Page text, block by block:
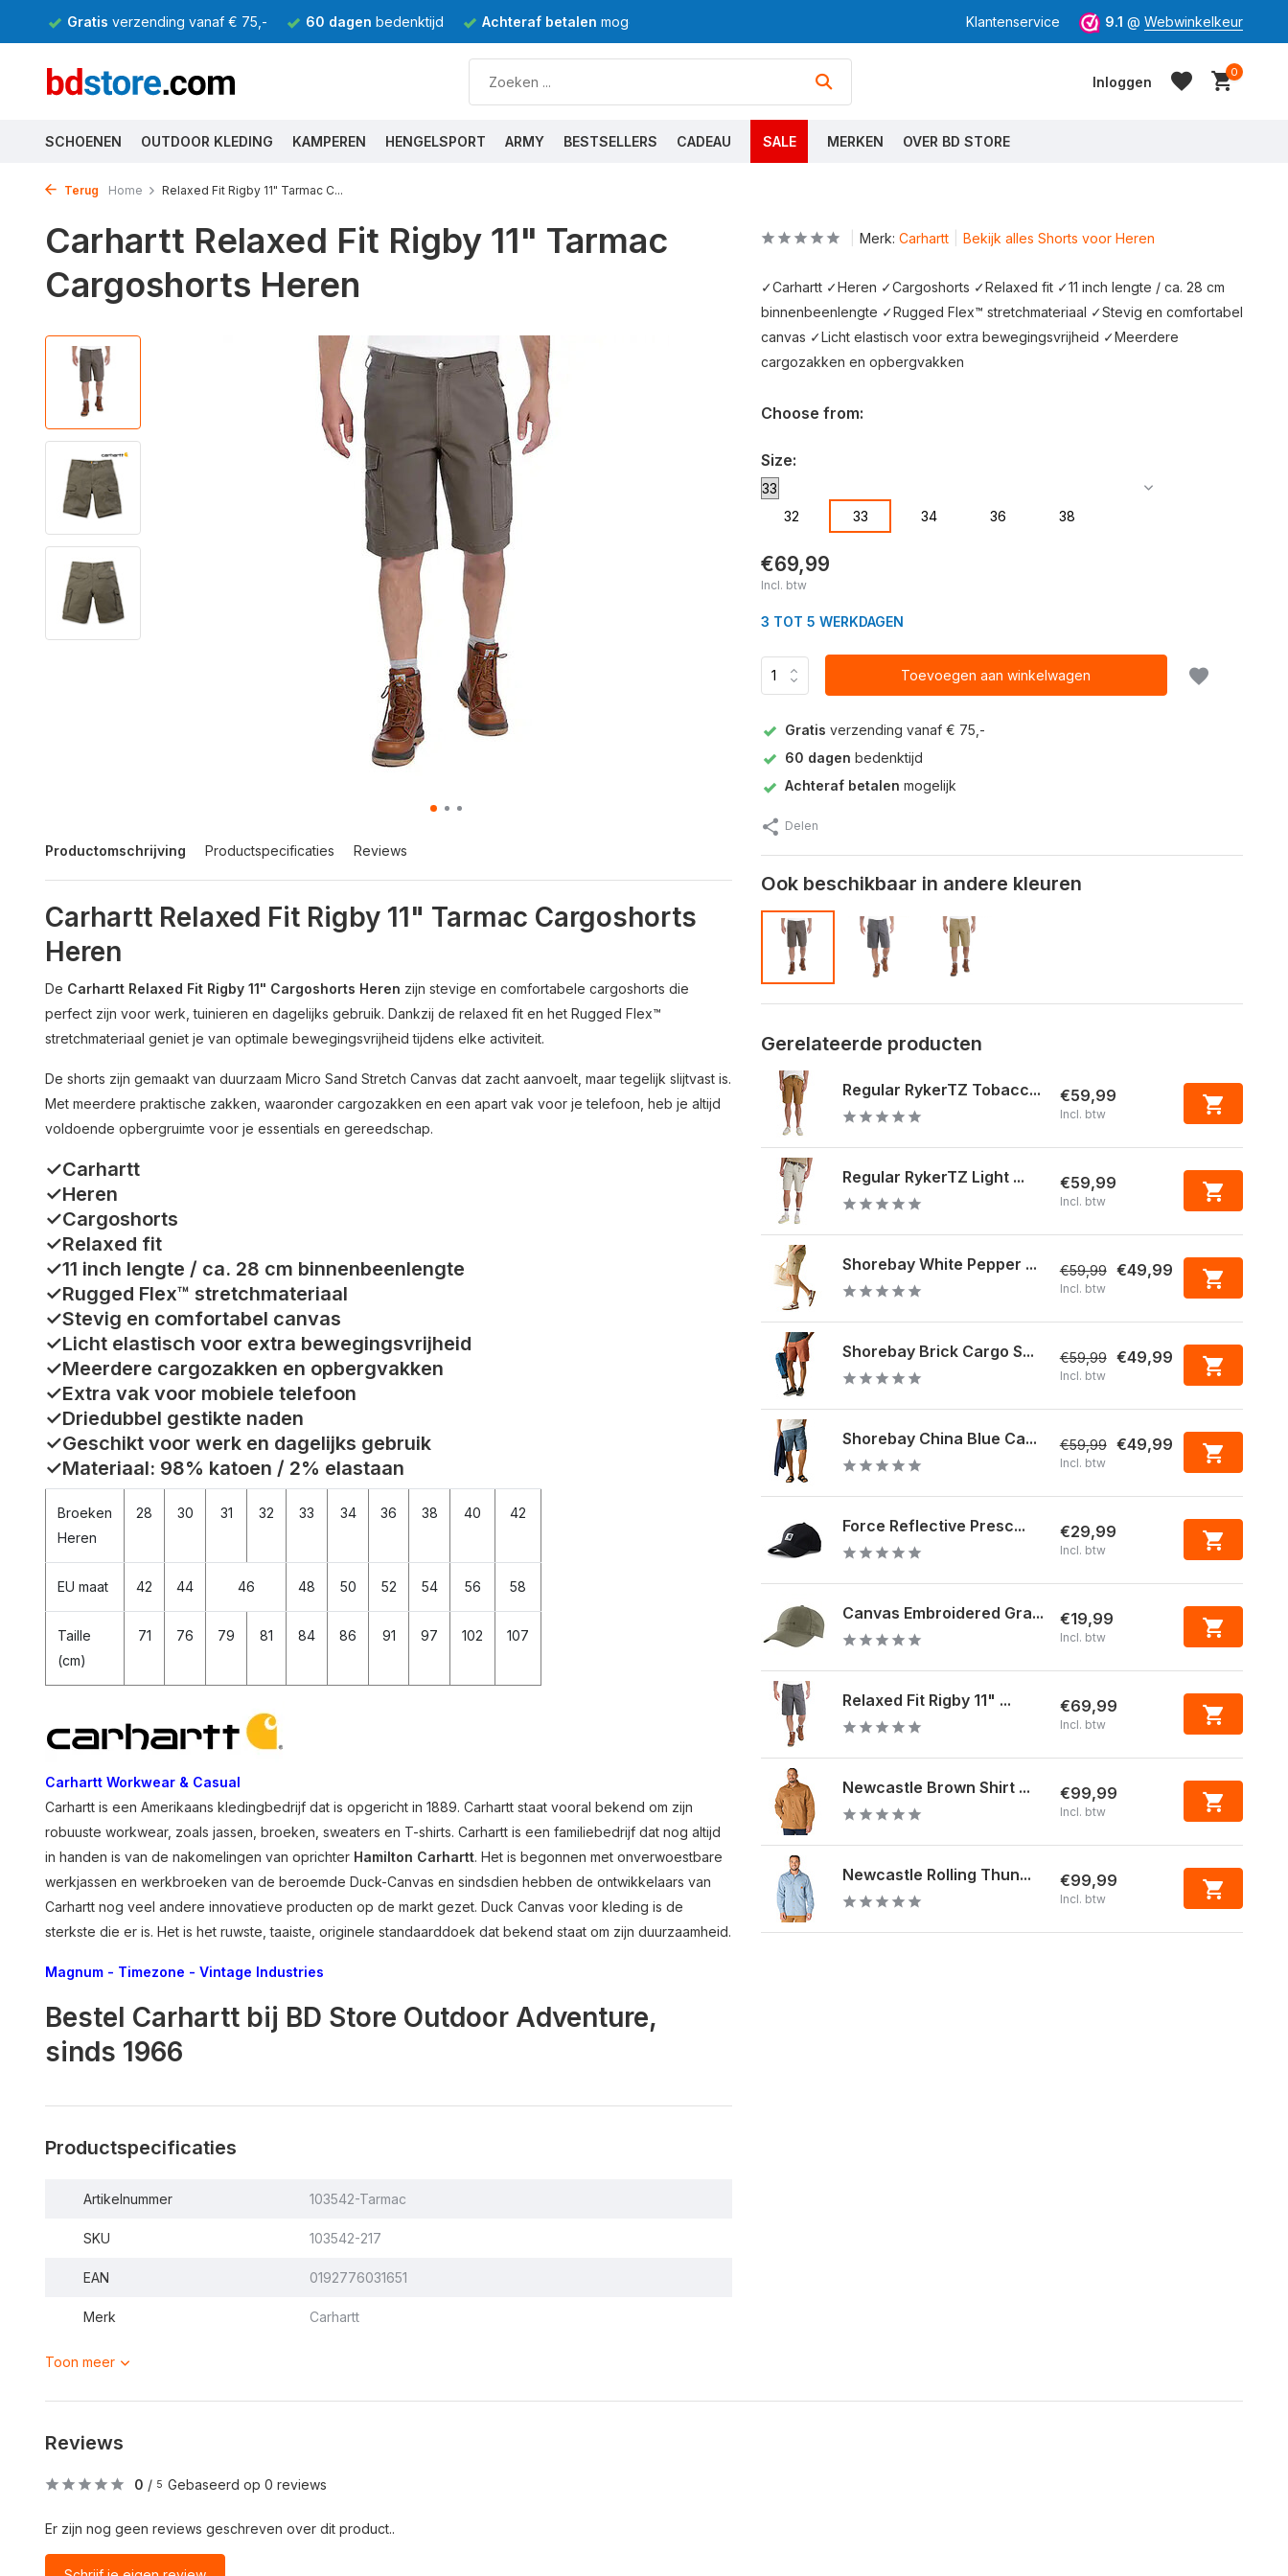
Gratis verzending vanaf € 75,- 60 dagen bedenktijd Achteraf betalen mogelijk Klantenservice 9.1 @ Webwinkelkeur
Inloggen
0
SCHOENEN OUTDOOR KLEDING KAMPEREN HENGELSPORT ARMY BESTSELLERS CADEAU SALE MERKEN OVER BD STORE
Terug Home Relaxed Fit Rigby 11" Tarmac C...
Carhartt Relaxed Fit Rigby 11" Tarmac
Cargoshorts Heren
Productomschrijving Productspecificaties Reviews
Carhartt Relaxed Fit Rigby 11" Tarmac Cargoshorts
Heren
De Carhartt Relaxed Fit Rigby 11" Cargoshorts Heren zijn stevige en comfortabele cargoshorts die
perfect zijn voor werk, tuinieren en dagelijks gebruik. Dankzij de relaxed fit en het Rugged Flex™
stretchmateriaal geniet je van optimale bewegingsvrijheid tijdens elke activiteit.
De shorts zijn gemaakt van duurzaam Micro Sand Stretch Canvas dat zacht aanvoelt, maar tegelijk slijtvast is.
Met meerdere praktische zakken, waaronder cargozakken en een apart vak voor je telefoon, heb je altijd
voldoende opbergruimte voor je essentials en gereedschap.
✓Carhartt
✓Heren
✓Cargoshorts
✓Relaxed fit
✓11 inch lengte / ca. 28 cm binnenbeenlengte
✓Rugged Flex™ stretchmateriaal
✓Stevig en comfortabel canvas
✓Licht elastisch voor extra bewegingsvrijheid
✓Meerdere cargozakken en opbergvakken
✓Extra vak voor mobiele telefoon
✓Driedubbel gestikte naden
✓Geschikt voor werk en dagelijks gebruik
✓Materiaal: 98% katoen / 2% elastaan
Broeken
Heren
28 30 31 32 33 34 36 38 40 42
EU maat 42 44 46 48 50 52 54 56 58
Taille
(cm)
71 76 79 81 84 86 91 97 102 107
Carhartt Workwear & Casual
Carhartt is een Amerikaans kledingbedrijf dat is opgericht in 1889. Carhartt staat vooral bekend om zijn
robuuste workwear, zoals jassen, broeken, sweaters en T-shirts. Carhartt is een familiebedrijf dat nog altijd
in handen is van de nakomelingen van oprichter Hamilton Carhartt. Het is begonnen met onverwoestbare
werkjassen en werkbroeken van de beroemde Duck-Canvas en sindsdien hebben de ontwikkelaars van
Carhartt nog veel andere innovatieve producten op de markt gezet. Duck Canvas voor kleding is de
sterkste die er is. Het is het ruwste, taaiste, originele standaarddoek dat bekend staat om zijn duurzaamheid.
Magnum - Timezone - Vintage Industries
Bestel Carhartt bij BD Store Outdoor Adventure,
sinds 1966
Productspecificaties
Artikelnummer 103542-Tarmac
SKU 103542-217
EAN 0192776031651
Merk Carhartt
Toon meer
Merk: Carhartt Bekijk alles Shorts voor Heren
✓Carhartt ✓Heren ✓Cargoshorts ✓Relaxed fit ✓11 inch lengte / ca. 28 cm
binnenbeenlengte ✓Rugged Flex™ stretchmateriaal ✓Stevig en comfortabel
canvas ✓Licht elastisch voor extra bewegingsvrijheid ✓Meerdere
cargozakken en opbergvakken
Choose from:
Size:
32 33 34 36 38
€69,99
Incl. btw
3 TOT 5 WERKDAGEN
Toevoegen aan winkelwagen
Gratis verzending vanaf € 75,-
60 dagen bedenktijd
Achteraf betalen mogelijk
Delen
Ook beschikbaar in andere kleuren
Gerelateerde producten
Regular RykerTZ Tobacc... €59,99
Incl. btw
Regular RykerTZ Light ... €59,99
Incl. btw
Shorebay White Pepper ... €59,99 €49,99
Incl. btw
Shorebay Brick Cargo S... €59,99 €49,99
Incl. btw
Shorebay China Blue Ca... €59,99 €49,99
Incl. btw
Force Reflective Presc... €29,99
Incl. btw
Canvas Embroidered Gra... €19,99
Incl. btw
Relaxed Fit Rigby 11" ... €69,99
Incl. btw
Newcastle Brown Shirt ... €99,99
Incl. btw
Newcastle Rolling Thun... €99,99
Incl. btw
Reviews
0 / 5 Gebaseerd op 0 reviews
Er zijn nog geen reviews geschreven over dit product..